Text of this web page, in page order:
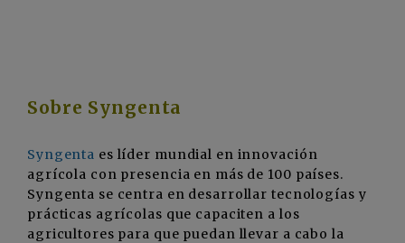
Sobre Syngenta
Syngenta es líder mundial en innovación
agrícola con presencia en más de 100 países.
Syngenta se centra en desarrollar tecnologías y
prácticas agrícolas que capaciten a los
agricultores para que puedan llevar a cabo la